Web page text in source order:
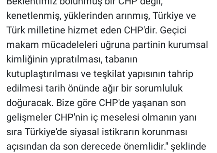
kenetlenmiş, yüklerinden arınmış, Türkiye ve
Türk milletine hizmet eden CHP'dir. Geçici
makam mücadeleleri uğruna partinin kurumsal
kimliğinin yıpratılması, tabanın
kutuplaştırılması ve teşkilat yapısının tahrip
edilmesi tarih önünde ağır bir sorumluluk
doğuracak. Bize göre CHP'de yaşanan son
gelişmeler CHP'nin iç meselesi olmanın yanı
sıra Türkiye'de siyasal istikrarın korunması
açısından da son derecede önemlidir." şeklinde